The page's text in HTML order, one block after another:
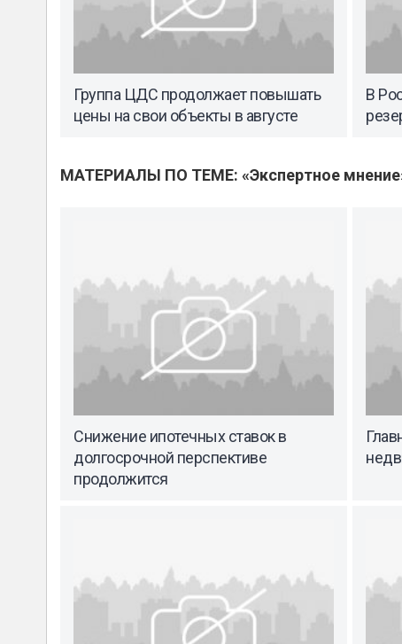
Группа ЦДС продолжает повышать
цены на свои объекты в августе
В
МАТЕРИАЛЫ ПО ТЕМЕ: «Экспертное
Снижение ипотечных ставок в
долгосрочной перспективе
продолжится